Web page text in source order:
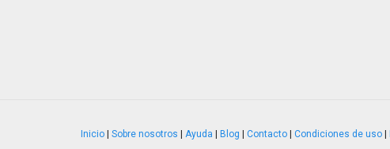
Inicio Sobre nosotros Ayuda Blog Contacto Condiciones de uso